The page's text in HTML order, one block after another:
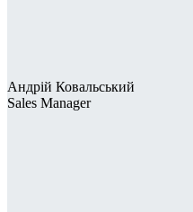
Андрій Ковальський
Sales Manager